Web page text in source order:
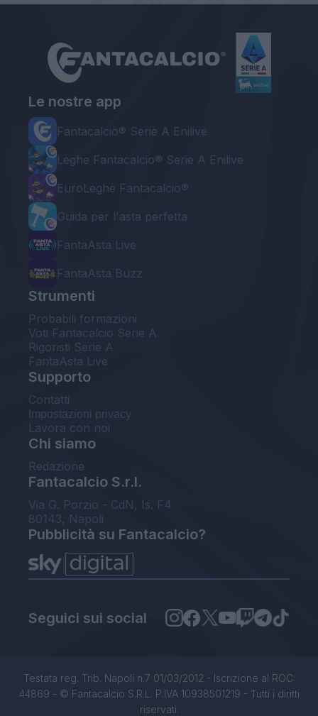
Le nostre app
Fantacalcio® Serie A Enilive
Leghe Fantacalcio® Serie A Enilive
EuroLeghe Fantacalcio®
Guida per l'asta perfetta
FantaAsta Live
FantaAsta Buzz
Strumenti
Probabili formazioni
Voti Fantacalcio Serie A
Rigoristi Serie A
FantaAsta Live
Supporto
Contatti
Impostazioni privacy
Lavora con noi
Chi siamo
Redazione
Fantacalcio S.r.l.
Via G. Porzio - CdN, Is. F4
80143, Napoli
Pubblicità su Fantacalcio?
Seguici sui social
Testata reg. Trib. Napoli n.7 01/03/2012 - Iscrizione al ROC:
44869 - © Fantacalcio S.R.L. P.IVA 10938501219 - Tutti i diritti
riservati.